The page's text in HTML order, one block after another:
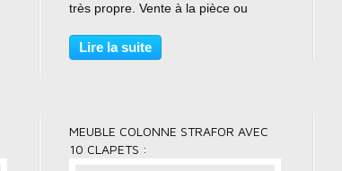
très propre. Vente à la pièce ou
disponibilité si besoin -
aménagement d'un plateau complet,
Lire la suite
MEUBLE COLONNE STRAFOR AVEC
10 CLAPETS :